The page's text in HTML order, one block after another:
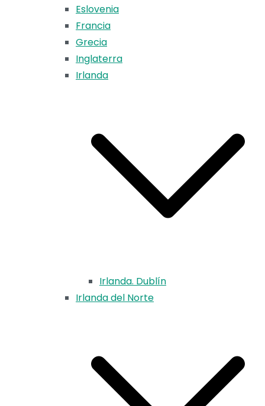
Eslovenia
Francia
Grecia
Inglaterra
Irlanda
Irlanda. Dublín
Irlanda del Norte